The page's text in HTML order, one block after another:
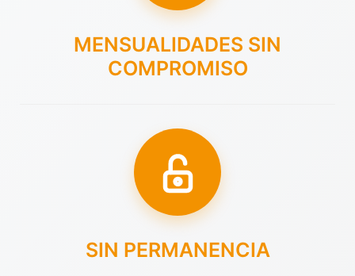
MENSUALIDADES SIN
COMPROMISO
SIN PERMANENCIA